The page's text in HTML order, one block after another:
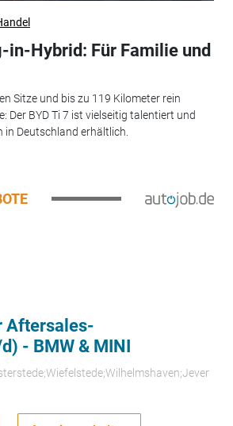
in-Hybrid: Für Familie und
Sitze und bis zu 119 Kilometer rein
Der BYD Ti 7 ist vielseitig talentiert und
Deutschland erhältlich.
Aftersales-
- BMW & MINI